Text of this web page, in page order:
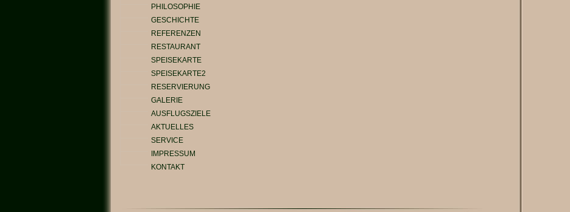
PHILOSOPHIE
GESCHICHTE
REFERENZEN
RESTAURANT
SPEISEKARTE
SPEISEKARTE2
RESERVIERUNG
GALERIE
AUSFLUGSZIELE
AKTUELLES
SERVICE
IMPRESSUM
KONTAKT